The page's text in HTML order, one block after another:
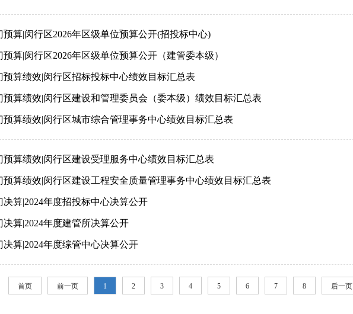
预算|闵行区2026年区级单位预算公开(招投标中心)
预算|闵行区2026年区级单位预算公开（建管委本级）
预算绩效|闵行区招标投标中心绩效目标汇总表
预算绩效|闵行区建设和管理委员会（委本级）绩效目标汇总表
预算绩效|闵行区城市综合管理事务中心绩效目标汇总表
预算绩效|闵行区建设受理服务中心绩效目标汇总表
预算绩效|闵行区建设工程安全质量管理事务中心绩效目标汇总表
决算|2024年度招投标中心决算公开
决算|2024年度建管所决算公开
决算|2024年度综管中心决算公开
首页 前一页 1 2 3 4 5 6 7 8 后一页